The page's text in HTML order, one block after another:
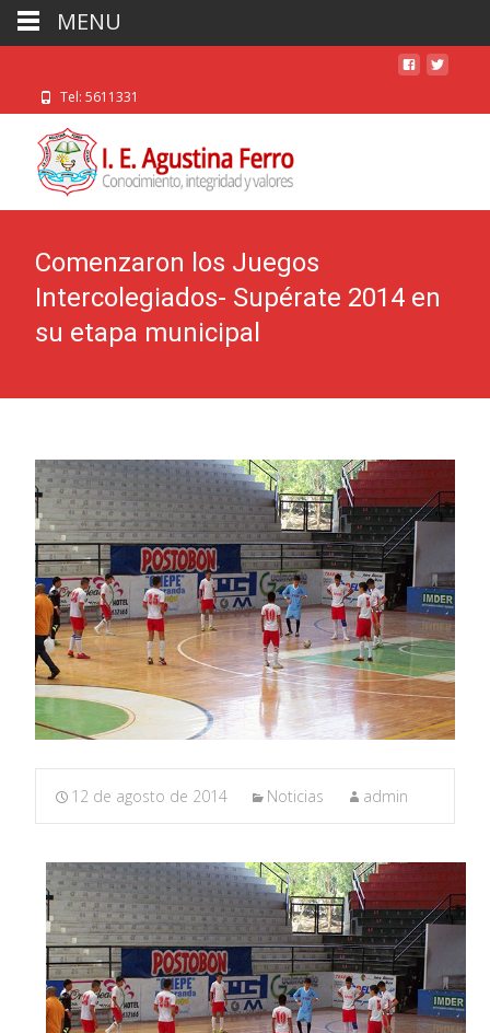
Tel: 5611331
Comenzaron los Juegos
Intercolegiados- Supérate 2014 en
su etapa municipal
12 de agosto de 2014 Noticias admin
MENU